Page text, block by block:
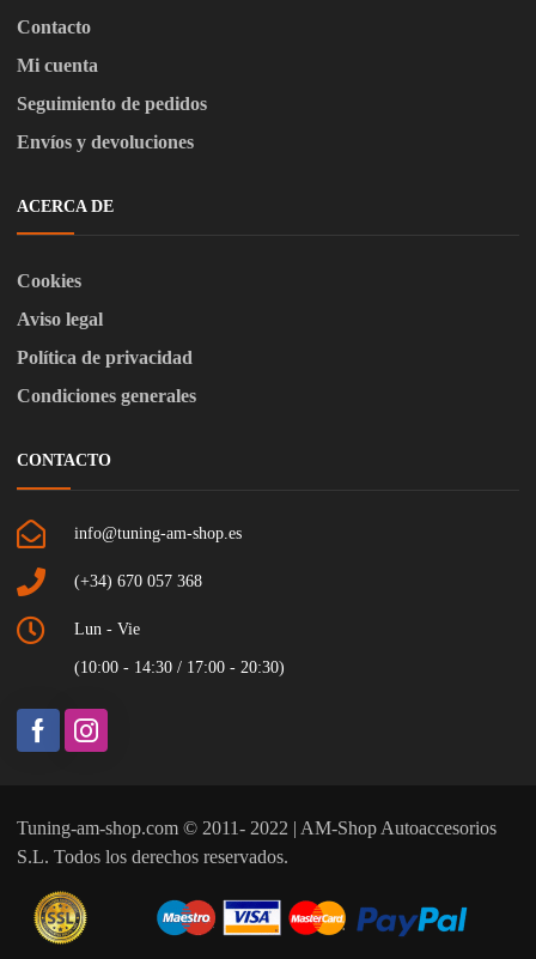
Contacto
Mi cuenta
Seguimiento de pedidos
Envíos y devoluciones
ACERCA DE
Cookies
Aviso legal
Política de privacidad
Condiciones generales
CONTACTO
info@tuning-am-shop.es
(+34) 670 057 368
Lun - Vie
(10:00 - 14:30 / 17:00 - 20:30)
Tuning-am-shop.com © 2011- 2022 | AM-Shop Autoaccesorios
S.L. Todos los derechos reservados.